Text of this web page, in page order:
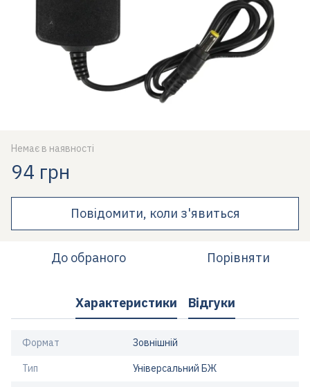
Немає в наявності
94 грн
Повідомити, коли з'явиться
До обраного Порівняти
Характеристики Відгуки
Формат Зовнішній
Тип Універсальний БЖ